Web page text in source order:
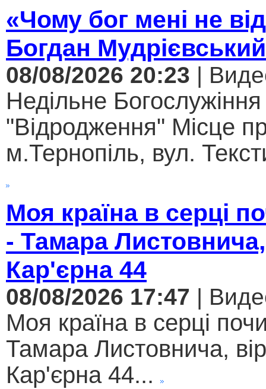
«Чому бог мені не
Богдан Мудрієвський
08/08/2026 20:23 |
Недільне
"Відродження" Місце
м.Тернопіль, вул.
Моя країна в серці
- Тамара
Кар'єрна 44
08/08/2026 17:47 |
Моя країна в серці
Тамара Листовнича,
Кар'єрна 44...